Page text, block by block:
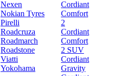
Nexen
Nokian Tyres
Pirelli
Roadcruza
Roadmarch
Roadstone
Viatti
Yokohama
Cordiant
Comfort
2
Cordiant
Comfort
2 SUV
Cordiant
Gravity